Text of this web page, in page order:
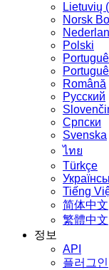
Lietuvių
‪Norsk
Polski
Română
Русский
Српски
Svenska
ไทย
Türkçe
Tiếng
简体中文
繁體中文
정보
API
플러그인